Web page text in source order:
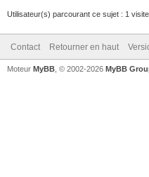
Utilisateur(s) parcourant ce sujet : 1
Contact Retourner en haut
Moteur MyBB , © 2002-2026 MyBB